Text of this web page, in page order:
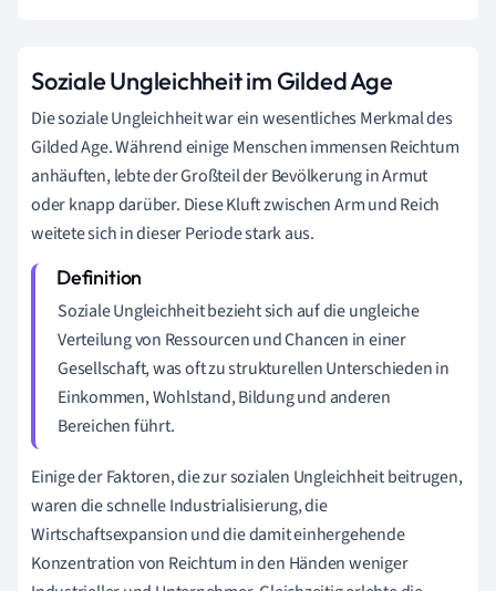
Soziale Ungleichheit im Gilded Age
Die soziale Ungleichheit war ein wesentliches Merkmal des
Gilded Age. Während einige Menschen immensen Reichtum
anhäuften, lebte der Großteil der Bevölkerung in Armut
oder knapp darüber. Diese Kluft zwischen Arm und Reich
weitete sich in dieser Periode stark aus.
Soziale Ungleichheit bezieht sich auf die ungleiche
Verteilung von Ressourcen und Chancen in einer
Gesellschaft, was oft zu strukturellen Unterschieden in
Einkommen, Wohlstand, Bildung und anderen
Bereichen führt.
Einige der Faktoren, die zur sozialen Ungleichheit beitrugen,
waren die schnelle Industrialisierung, die
Wirtschaftsexpansion und die damit einhergehende
Konzentration von Reichtum in den Händen weniger